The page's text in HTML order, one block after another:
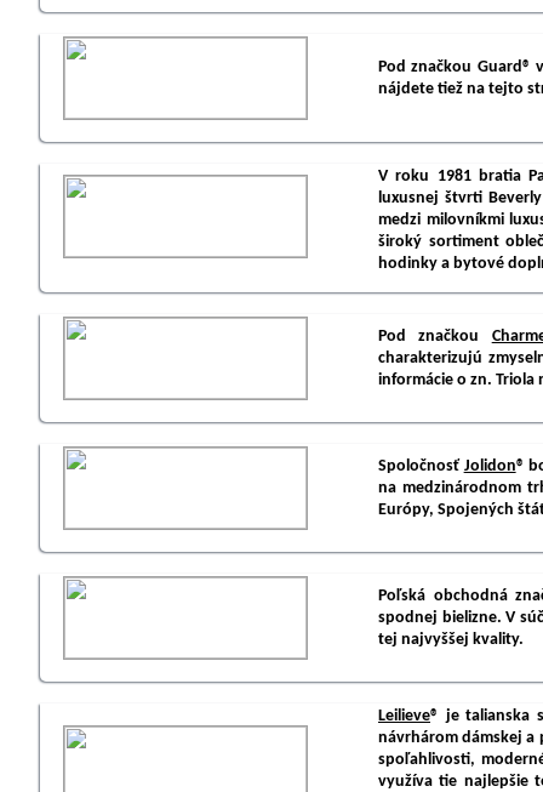
Pod značkou Guard®
nájdete tiež na tejto
V roku 1981 bratia
luxusnej štvrti
medzi milovníkmi
široký sortiment
hodinky a bytové
Pod značkou
charakterizujú
informácie o zn.
Spoločnosť Jolidon®
na medzinárodnom
Európy, Spojených
Poľská obchodná
spodnej bielizne. V
tej najvyššej kvality.
Leilieve® je talianska
návrhárom dámskej a
spoľahlivosti,
využíva tie najlepšie